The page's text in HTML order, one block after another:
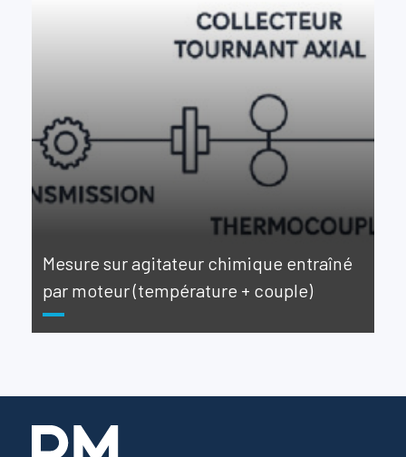
Mesure sur agitateur chimique entraîné
par moteur (température + couple)